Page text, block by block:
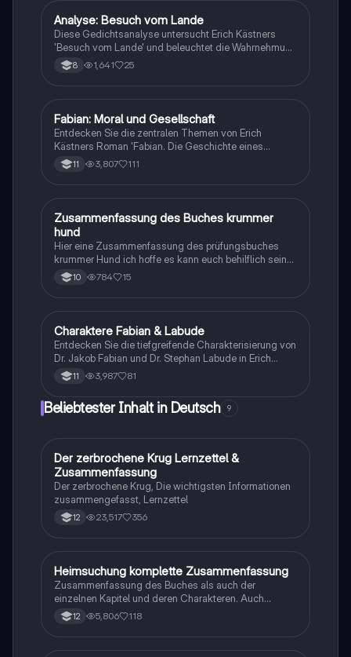
Interpretationsansätze. Ideal für Studierende der
Literaturwissenschaft und Interessierte an deutscher
Geschichte.
Deutsch
Analyse: Besuch vom Lande
Diese Gedichtsanalyse untersucht Erich Kästners
'Besuch vom Lande' und beleuchtet die Wahrnehmung
der Stadt durch ländliche Besucher. Die Analyse
umfasst die Form, sprachliche Gestaltungsmittel und
vorbereiten oder tiefere Einblicke in die
Gedichtinterpretation gewinnen möchten.
8 1,641 25
Deutsch
Fabian: Moral und Gesellschaft
Entdecken Sie die zentralen Themen von Erich
Kästners Roman 'Fabian. Die Geschichte eines
Moralisten'. Diese Zusammenfassung behandelt die
Charaktere, den historischen Kontext der Weimarer
die tragische Geschichte des Protagonisten Jakob
Fabian, der als Werbetexter in Berlin scheitert und
letztlich sein Leben riskiert, um einen Jungen zu
retten.
11 3,807 111
Deutsch
Zusammenfassung des Buches krummer
hund
Hier eine Zusammenfassung des prüfungsbuches
krummer Hund ich hoffe es kann euch behilflich sein
bei dem Lernen des Inhalts und viel Glück bei der
diesjährigen Realschulabschlussprüfung in Baden-
10 784 15
Deutsch
Charaktere Fabian & Labude
Entdecken Sie die tiefgreifende Charakterisierung von
Dr. Jakob Fabian und Dr. Stephan Labude in Erich
Kästners 'Fabian oder Der Gang zu den Hunden'.
Analysieren Sie die Unterschiede in ihren
Lebensansichten, ihren Umgang mit Misserfolgen in
Liebe und Beruf sowie die komplexe Freundschaft
gesellschaftlichen Herausforderungen der
Protagonisten.
11 3,987 81
Beliebtester Inhalt in Deutsch 9
Deutsch
Der zerbrochene Krug Lernzettel &
Zusammenfassung
Der zerbrochene Krug, Die wichtigsten Informationen
zusammengefasst, Lernzettel
12 23,517 356
Deutsch
Heimsuchung komplette Zusammenfassung
Zusammenfassung des Buches als auch der
einzelnen Kapitel und deren Charakteren. Auch
tabellarisch. Im Unterricht ohne KI erstellt
12 5,806 118